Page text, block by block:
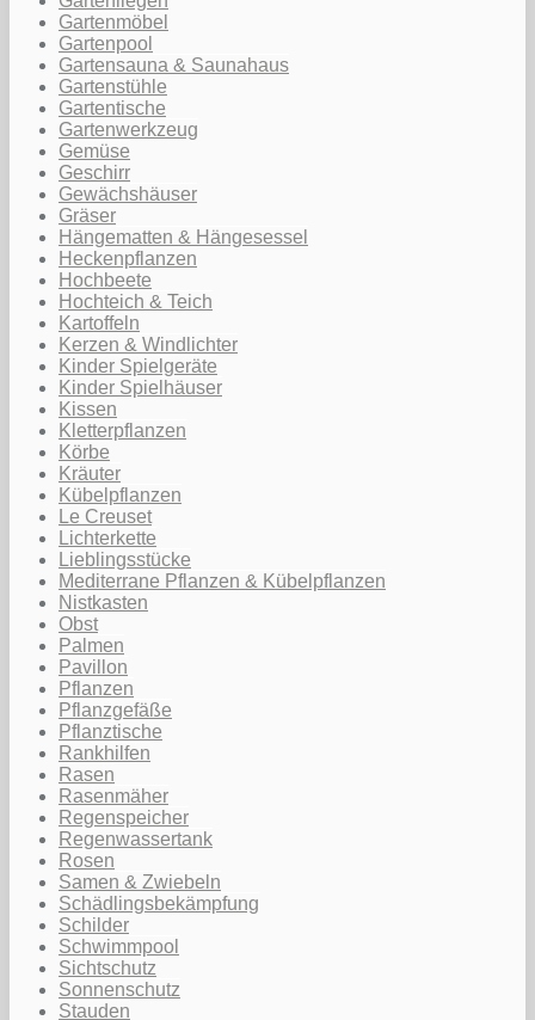
Gartenmöbel
Gartenpool
Gartensauna & Saunahaus
Gartenstühle
Gartentische
Gartenwerkzeug
Gemüse
Geschirr
Gewächshäuser
Gräser
Hängematten & Hängesessel
Heckenpflanzen
Hochbeete
Hochteich & Teich
Kartoffeln
Kerzen & Windlichter
Kinder Spielgeräte
Kinder Spielhäuser
Kissen
Kletterpflanzen
Körbe
Kräuter
Kübelpflanzen
Le Creuset
Lichterkette
Lieblingsstücke
Mediterrane Pflanzen & Kübelpflanzen
Nistkasten
Obst
Palmen
Pavillon
Pflanzen
Pflanzgefäße
Pflanztische
Rankhilfen
Rasen
Rasenmäher
Regenspeicher
Regenwassertank
Rosen
Samen & Zwiebeln
Schädlingsbekämpfung
Schilder
Schwimmpool
Sichtschutz
Sonnenschutz
Stauden